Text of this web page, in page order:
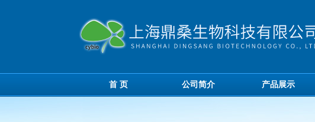
首 页 公司简介 产品展示